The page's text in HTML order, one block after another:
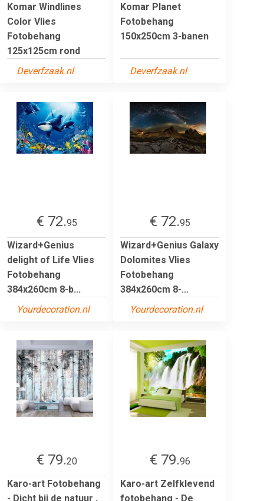
Komar Windlines
Color Vlies
Fotobehang
125x125cm rond
Deverfzaak.nl
Komar Planet
Fotobehang
150x250cm 3-banen
Deverfzaak.nl
€ 72.95
Wizard+Genius
delight of Life Vlies
Fotobehang
384x260cm 8-b...
Yourdecoration.nl
€ 72.95
Wizard+Genius Galaxy
Dolomites Vlies
Fotobehang
384x260cm 8-...
Yourdecoration.nl
€ 79.20
Karo-art Fotobehang
- Dicht bij de natuur ,
€ 79.96
Karo-art Zelfklevend
fotobehang - De